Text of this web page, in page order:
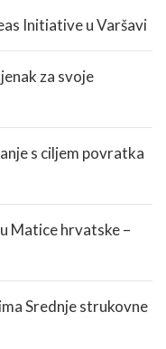
Initiative u Varšavi
za svoje
s ciljem povratka
Matice hrvatske –
Srednje strukovne